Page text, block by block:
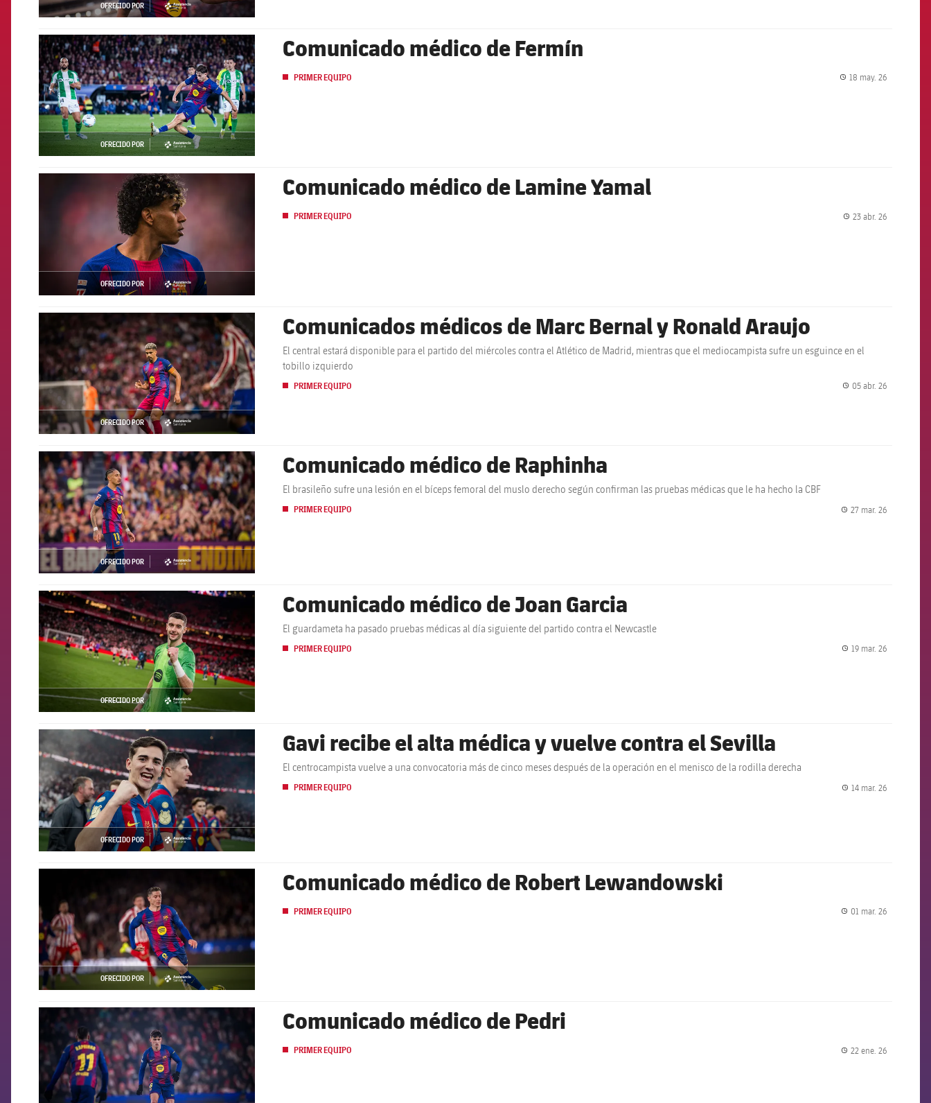
OFRECIDO POR
asistencia
FCB Barcelona badge
OFRECIDO POR
asistencia
Comunicado médico de Fermín
PRIMER EQUIPO 18 may. 26
FCB Barcelona badge
OFRECIDO POR
asistencia
Comunicado médico de Lamine Yamal
PRIMER EQUIPO 23 abr. 26
FCB Barcelona badge
OFRECIDO POR
asistencia
Comunicados médicos de Marc Bernal y Ronald Araujo
El central estará disponible para el partido del miércoles contra el Atlético de Madrid, mientras que el mediocampista sufre un esguince en el
tobillo izquierdo
PRIMER EQUIPO 05 abr. 26
FCB Barcelona badge
OFRECIDO POR
asistencia
Comunicado médico de Raphinha
El brasileño sufre una lesión en el bíceps femoral del muslo derecho según confirman las pruebas médicas que le ha hecho la CBF
PRIMER EQUIPO 27 mar. 26
FCB Barcelona badge
OFRECIDO POR
asistencia
Comunicado médico de Joan Garcia
El guardameta ha pasado pruebas médicas al día siguiente del partido contra el Newcastle
PRIMER EQUIPO 19 mar. 26
FCB Barcelona badge
OFRECIDO POR
asistencia
Gavi recibe el alta médica y vuelve contra el Sevilla
El centrocampista vuelve a una convocatoria más de cinco meses después de la operación en el menisco de la rodilla derecha
PRIMER EQUIPO 14 mar. 26
OFRECIDO POR
asistencia
Comunicado médico de Robert Lewandowski
PRIMER EQUIPO 01 mar. 26
FCB Barcelona badge Comunicado médico de Pedri
PRIMER EQUIPO 22 ene. 26